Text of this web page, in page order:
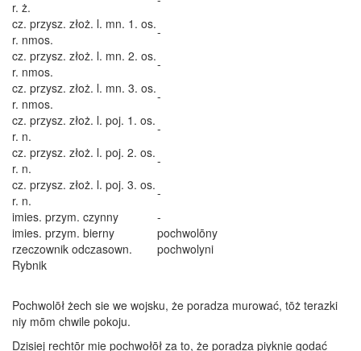
r. ż.
cz. przysz. złoż. l. mn. 1. os.
r. nmos.
-
cz. przysz. złoż. l. mn. 2. os.
r. nmos.
-
cz. przysz. złoż. l. mn. 3. os.
r. nmos.
-
cz. przysz. złoż. l. poj. 1. os.
r. n.
-
cz. przysz. złoż. l. poj. 2. os.
r. n.
-
cz. przysz. złoż. l. poj. 3. os.
r. n.
-
imies. przym. czynny
-
imies. przym. bierny
pochwolōny
rzeczownik odczasown.
pochwolyni
Rybnik
Pochwolōł żech sie we wojsku, że poradza murować, tōż terazki
niy mōm chwile pokoju.
Dzisiej rechtōr mie pochwołōł za to, że poradza piyknie godać